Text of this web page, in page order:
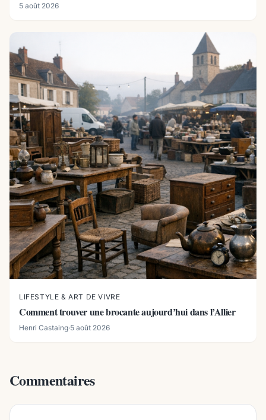
5 août 2026
LIFESTYLE & ART DE VIVRE
Comment trouver une brocante aujourd’hui dans l’Allier
Henri Castaing·5 août 2026
Commentaires